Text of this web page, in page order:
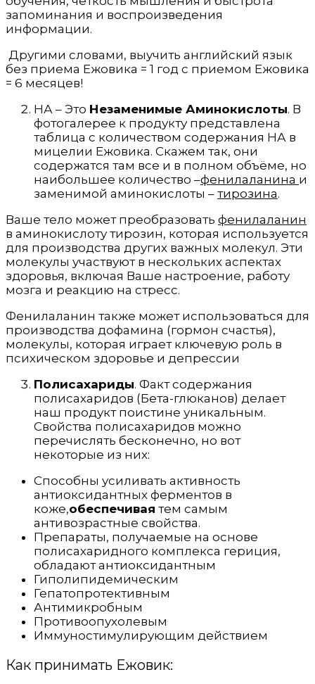
запоминания и воспроизведения
информации.
Другими словами, выучить английский язык
без приема Ежовика = 1 год с приемом Ежовика
= 6 месяцев!
НА – Это Незаменимые Аминокислоты. В
фотогалерее к продукту представлена
таблица с количеством содержания НА в
мицелии Ежовика. Скажем так, они
содержатся там все и в полном объёме, но
наибольшее количество –фенилаланина и
заменимой аминокислоты – тирозина.
Ваше тело может преобразовать фенилаланин
в аминокислоту тирозин, которая используется
для производства других важных молекул. Эти
молекулы участвуют в нескольких аспектах
здоровья, включая Ваше настроение, работу
мозга и реакцию на стресс.
Фенилаланин также может использоваться для
производства дофамина (гормон счастья),
молекулы, которая играет ключевую роль в
психическом здоровье и депрессии
Полисахариды. Факт содержания
полисахаридов (Бета-глюканов) делает
наш продукт поистине уникальным.
Свойства полисахаридов можно
перечислять бесконечно, но вот
некоторые из них:
Способны усиливать активность
антиоксидантных ферментов в
коже,обеспечивая тем самым
антивозрастные свойства.
Препараты, получаемые на основе
полисахаридного комплекса гериция,
обладают антиоксидантным
Гиполипидемическим
Гепатопротективным
Антимикробным
Противоопухолевым
Иммуностимулирующим действием
Как принимать Ежовик: